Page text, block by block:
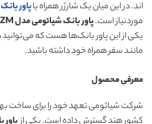
اند. در این میان یک شارژر همراه یاپاور بانک
موردنیاز است.پاور بانک شیائومی مدل
یکی از این پاور بانک‌ها هست که
مانند سفر همراه خود داشته باشید.
معرفی محصول
شرکت شیائومی تعهد خود را برای ساخت